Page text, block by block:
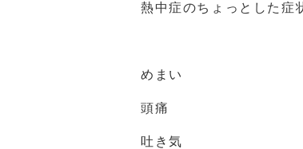
熱中症のちょっとした症
めまい
頭痛
吐き気